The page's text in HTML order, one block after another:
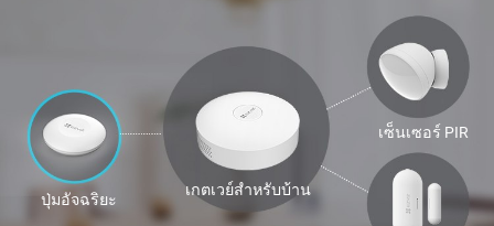
ปุ่มอัจฉริยะ
เกตเวย์สำหรับบ้าน
เซ็นเซอร์ PIR